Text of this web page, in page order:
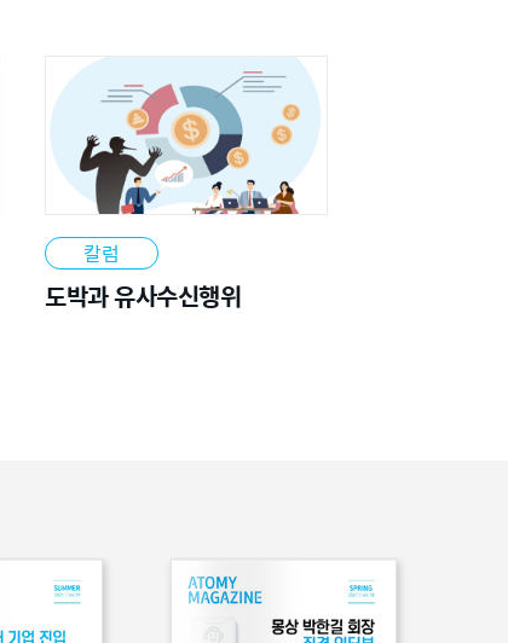
칼럼
도박과 유사수신행위